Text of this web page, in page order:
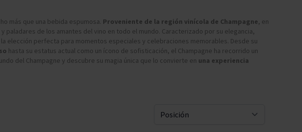
Vega Sicilia
más que una bebida espumosa. Proveniente de la región vinícola de Champagne, en
paladares de los amantes del vino en todo el mundo. Caracterizado por su elegancia,
elección perfecta para momentos especiales y celebraciones memorables. Desde su
hasta su estatus actual como un ícono de sofisticación, el Champagne ha recorrido un
del Champagne y descubre su magia única que lo convierte en una experiencia